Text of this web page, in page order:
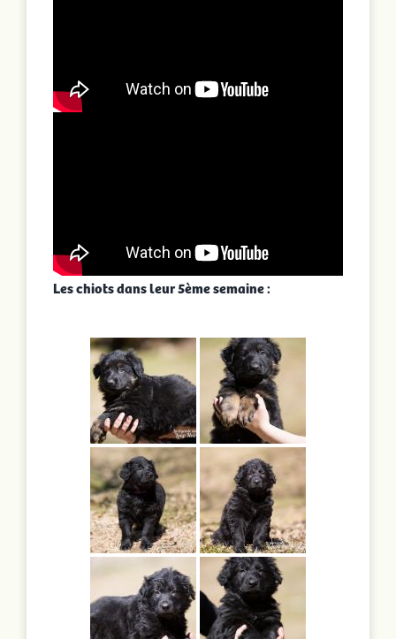
Les chiots dans leur 5ème semaine :